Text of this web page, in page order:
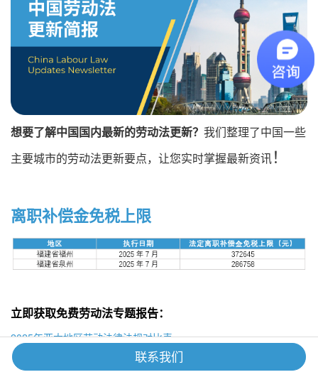
想要了解中国国内最新的劳动法更新？ 我们整理了中国一些
主要城市的劳动法更新要点，让您实时掌握最新资讯！
离职补偿金免税上限
立即获取免费劳动法专题报告：
2025年亚太地区劳动法律法规对比表
2025年第二季度中国大陆劳动法指南
联系我们